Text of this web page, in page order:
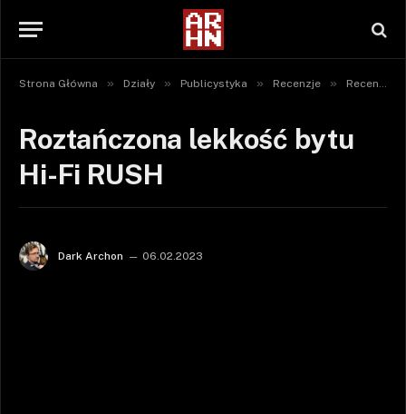
Strona Główna » Działy » Publicystyka » Recenzje » Recenzje gier
Roztańczona lekkość bytu
Hi-Fi RUSH
Dark Archon 06.02.2023